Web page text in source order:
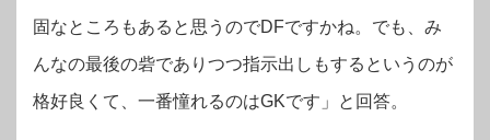
固なところもあると思うのでDFですかね。でも、み
んなの最後の砦でありつつ指示出しもするというのが
格好良くて、一番憧れるのはGKです」と回答。